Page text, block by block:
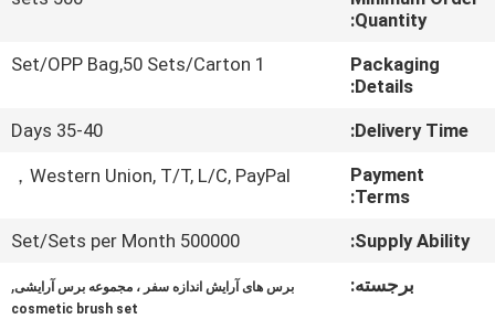
کنترل
PRIVACY
Quantity:
Packaging
Details:
1 Set/OPP Bag,50 Sets/Carton
Delivery Time:
35-40 Days
Payment
Terms:
Western Union, T/T, L/C, PayPal，
Supply Ability:
500000 Set/Sets per Month
برجسته:
برس های آرایش اندازه سفر ، مجموعه برس آرایشی,
cosmetic brush set